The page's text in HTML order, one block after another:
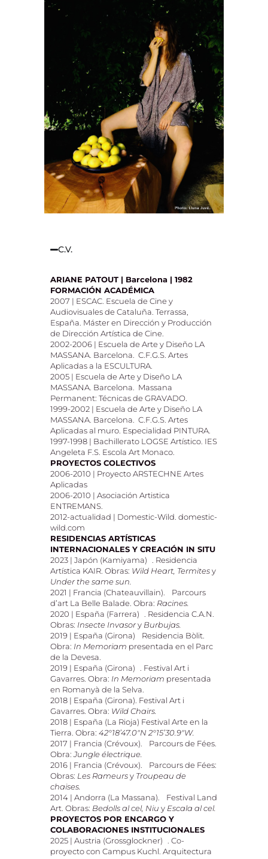
C.V.
ARIANE PATOUT | Barcelona | 1982
FORMACIÓN ACADÉMICA
2007 | ESCAC. Escuela de Cine y
Audiovisuales de Cataluña. Terrassa,
España. Máster en Dirección y Producción
de Dirección Artística de Cine.
2002-2006 | Escuela de Arte y Diseño LA
MASSANA. Barcelona. C.F.G.S. Artes
Aplicadas a la ESCULTURA.
2005 | Escuela de Arte y Diseño LA
MASSANA. Barcelona. Massana
Permanent: Técnicas de GRAVADO.
1999-2002 | Escuela de Arte y Diseño LA
MASSANA. Barcelona. C.F.G.S. Artes
Aplicadas al muro. Especialidad PINTURA.
1997-1998 | Bachillerato LOGSE Artístico. IES
Angeleta F.S. Escola Art Monaco.
PROYECTOS COLECTIVOS
2006-2010 | Proyecto ARSTECHNE Artes
Aplicadas
2006-2010 | Asociación Artistica
ENTREMANS.
2012-actualidad | Domestic-Wild. domestic-
wild.com
RESIDENCIAS ARTÍSTICAS
INTERNACIONALES Y CREACIÓN IN SITU
2023 | Japón (Kamiyama) . Residencia
Artística KAIR. Obras: Wild Heart, Termitesy
Under the samesun.
2021 | Francia (Chateauvillain). Parcours
d’art La Belle Balade. Obra: Racines.
2020 | España (Farrera) . Residencia C.A.N.
Obras: Insecte Invasory Burbujas.
2019 | España (Girona) Residencia Bòlit.
Obra: In Memoriam presentada en el Parc
de la Devesa.
2019 | España (Girona) . Festival Art i
Gavarres. Obra: In Memoriam presentada
en Romanyà de la Selva.
2018 | España (Girona). Festival Art i
Gavarres. Obra: Wild Chairs.
2018 | España (La Rioja) Festival Arte en la
Tierra. Obra: 42°18’47.0″N 2°15’30.9″W.
2017 | Francia (Crévoux). Parcours de Fées.
Obra:Jungle électrique.
2016 | Francia (Crévoux). Parcours de Fées:
Obras: Les Rameursy Troupeau de
chaises.
2014 | Andorra (La Massana). Festival Land
Art. Obras: Bedolls al cel, Niu y Escala al cel.
PROYECTOS POR ENCARGO Y
COLABORACIONES INSTITUCIONALES
2025 | Austria (Grossglockner) . Co-
proyecto con Campus Kuchl. Arquitectura